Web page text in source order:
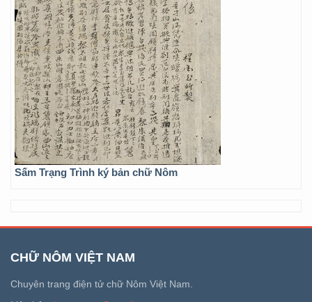
Sấm Trạng Trình ký bản chữ Nôm
CHỮ NÔM VIỆT NAM
Chuyên trang điện tử chữ Nôm Việt Nam.